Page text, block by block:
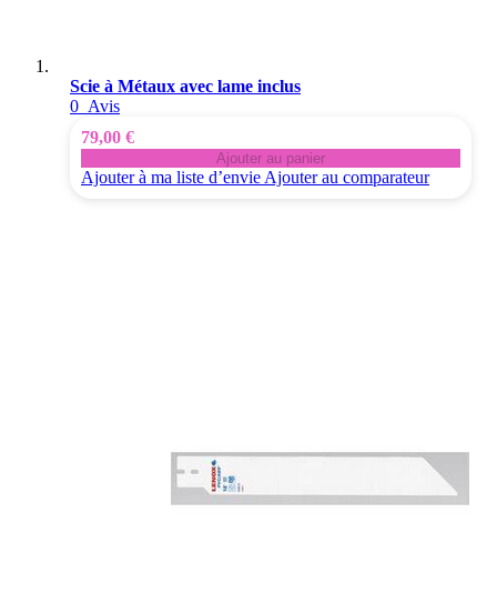
Scie à Métaux avec lame inclus
0 Avis
79,00 €
Ajouter au panier
Ajouter à ma liste d’envie Ajouter au comparateur